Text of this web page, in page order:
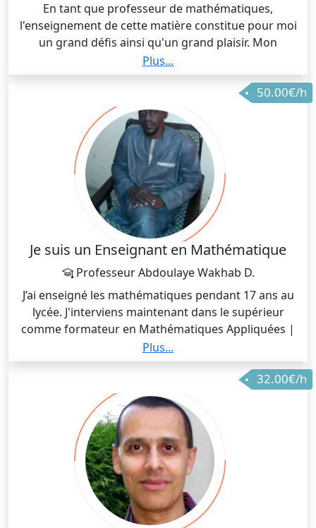
En tant que professeur de mathématiques,
l'enseignement de cette matière constitue pour moi
un grand défis ainsi qu'un grand plaisir. Mon
expérience dans ce domaine a parcouru plusieurs
niveaux, j'ai enseigné les statistiques appliqués,
algèbre et analyse. mais dommage, j'ai pas encore eu
l'opportunité d'enseigner la matière qui étaient les
sujet de ma thèse qui sont topologie et géométrie. J'ai
hâte!
En plus, comme j'ai enseigné aux cycles, collèges, et
école professionnelle, mon rôle était toujours d'aider
les élèves à comprendre la matière et à s'améliorer
ainsi qu'à exprimer leurs idées.
Plus...
50.00€/h
Je suis un Enseignant en Mathématique
Professeur Abdoulaye Wakhab D.
J’ai enseigné les mathématiques pendant 17 ans au
lycée. J'interviens maintenant dans le supérieur
comme formateur en Mathématiques Appliquées |
Statistique | BI | Probabilités | Programmation
Python | Analyse de données simple et avancée avec
R et avec Python| Dataviz avec Tableau|
Apprentissage Automatique(Machine Learning) et en
Deep Learning et j'interviens dans les etablissements
comme : Groupe Supdeco de Dakar| Université
virtuelle du Gabon| Colombe academy of Technology
|Force-N | ESTG
Plus...
32.00€/h